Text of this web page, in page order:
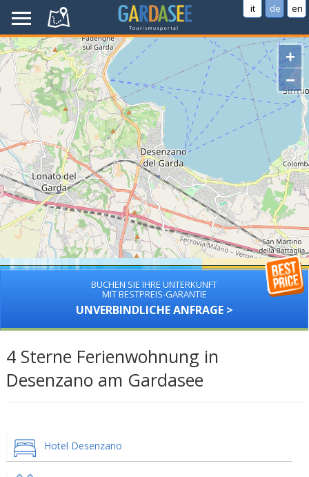
it de en
+
−
BUCHEN SIE IHRE UNTERKUNFT
MIT BESTPREIS-GARANTIE
UNVERBINDLICHE ANFRAGE >
4 Sterne Ferienwohnung in
Desenzano am Gardasee
Hotel Desenzano